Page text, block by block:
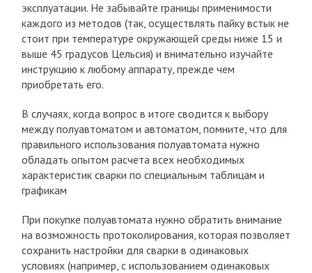
эксплуатации. Не забывайте границы применимости
каждого из методов (так, осуществлять пайку встык не
стоит при температуре окружающей среды ниже 15 и
выше 45 градусов Цельсия) и внимательно изучайте
инструкцию к любому аппарату, прежде чем
приобретать его.
В случаях, когда вопрос в итоге сводится к выбору
между полуавтоматом и автоматом, помните, что для
правильного использования полуавтомата нужно
обладать опытом расчета всех необходимых
характеристик сварки по специальным таблицам и
графикам
При покупке полуавтомата нужно обратить внимание
на возможность протоколирования, которая позволяет
сохранить настройки для сварки в одинаковых
условиях (например, с использованием одинаковых